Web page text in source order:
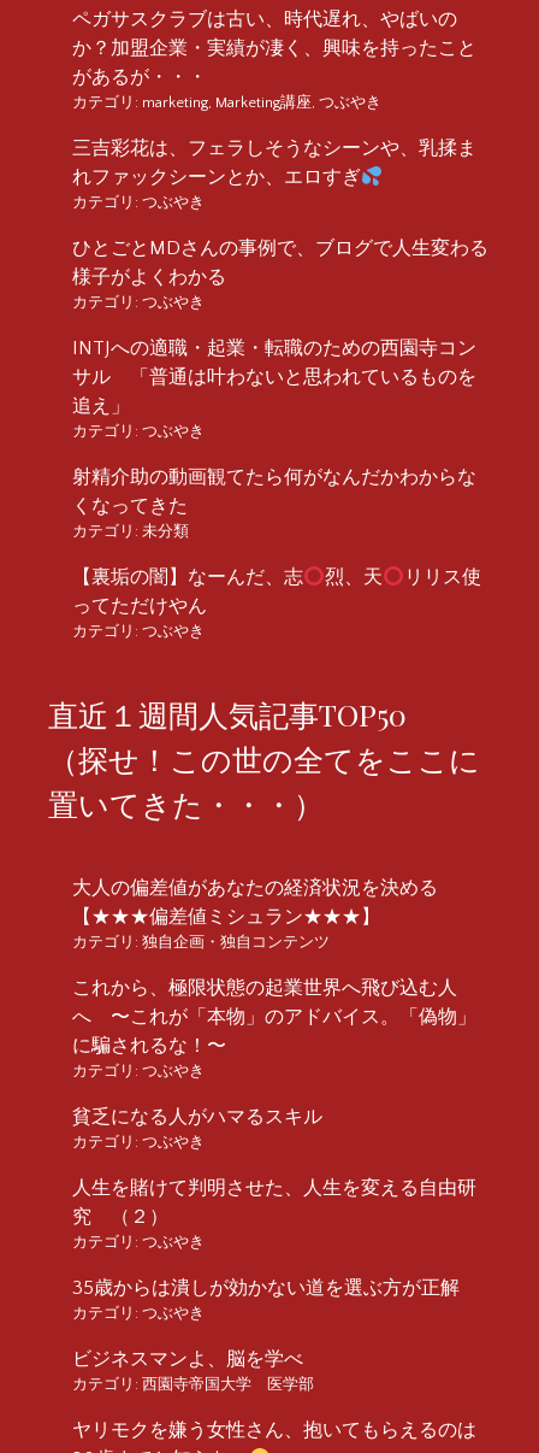
ペガサスクラブは古い、時代遅れ、やばいの
か？加盟企業・実績が凄く、興味を持ったこと
があるが・・・
カテゴリ: marketing, Marketing講座, つぶやき
三吉彩花は、フェラしそうなシーンや、乳揉ま
れファックシーンとか、エロすぎ
カテゴリ: つぶやき
ひとごとMDさんの事例で、ブログで人生変わる
様子がよくわかる
カテゴリ: つぶやき
INTJへの適職・起業・転職のための西園寺コン
サル 「普通は叶わないと思われているものを
追え」
カテゴリ: つぶやき
射精介助の動画観てたら何がなんだかわからな
くなってきた
カテゴリ: 未分類
【裏垢の闇】なーんだ、志 烈、天
リリス使
ってただけやん
カテゴリ: つぶやき
直近１週間人気記事TOP50
（探せ！この世の全てをここに
置いてきた・・・）
大人の偏差値があなたの経済状況を決める
【★★★偏差値ミシュラン★★★】
カテゴリ: 独自企画・独自コンテンツ
これから、極限状態の起業世界へ飛び込む人
へ 〜これが「本物」のアドバイス。「偽物」
に騙されるな！〜
カテゴリ: つぶやき
貧乏になる人がハマるスキル
カテゴリ: つぶやき
人生を賭けて判明させた、人生を変える自由研
究 （２）
カテゴリ: つぶやき
35歳からは潰しが効かない道を選ぶ方が正解
カテゴリ: つぶやき
ビジネスマンよ、脳を学べ
カテゴリ: 西園寺帝国大学 医学部
ヤリモクを嫌う女性さん、抱いてもらえるのは